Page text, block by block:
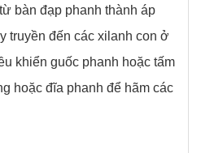
bàn đạp phanh thành áp
truyền đến các xilanh con ở
khiển guốc phanh hoặc tấm
hoặc đĩa phanh để hãm các